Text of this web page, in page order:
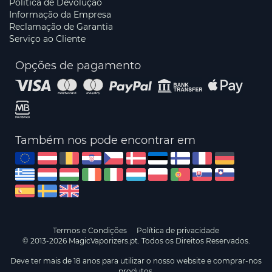
Política de Devolução
Informação da Empresa
Reclamação de Garantia
Serviço ao Cliente
Opções de pagamento
Também nos pode encontrar em
Termos e Condições
Política de privacidade
© 2013-2026 MagicVaporizers.pt. Todos os Direitos Reservados.
Deve ter mais de 18 anos para utilizar o nosso website e comprar-nos